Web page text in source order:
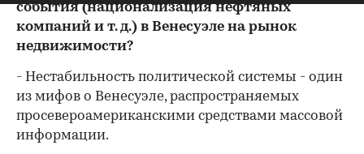
события (национализация нефтяных
компаний и т. д.) в Венесуэле на рынок
недвижимости?
- Нестабильность политической системы - один
из мифов о Венесуэле, распространяемых
просевероамериканскими средствами массовой
информации.